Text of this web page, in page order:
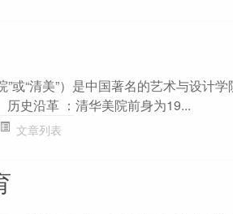
或“清美”）是中国著名的艺术与设计
史沿革 ：清华美院前身为19...
文章列表